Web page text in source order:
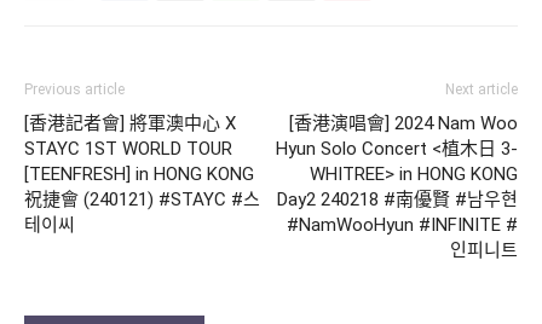
Previous article
[香港記者會] 將軍澳中心 X
STAYC 1ST WORLD TOUR
[TEENFRESH] in HONG KONG
祝捷會 (240121) #STAYC #스
테이씨
Next article
[香港演唱會] 2024 Nam Woo
Hyun Solo Concert <植木日 3-
WHITREE> in HONG KONG
Day2 240218 #南優賢 #남우현
#NamWooHyun #INFINITE #
인피니트